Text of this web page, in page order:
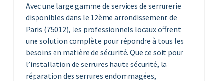
Avec une large gamme de services de serrurerie
disponibles dans le 12ème arrondissement de
Paris (75012), les professionnels locaux offrent
une solution complète pour répondre à tous les
besoins en matière de sécurité. Que ce soit pour
l’installation de serrures haute sécurité, la
réparation des serrures endommagées,